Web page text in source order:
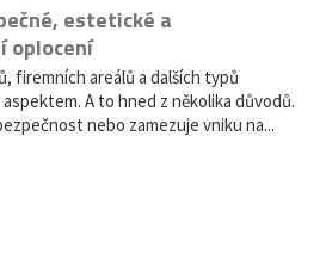
estetické a
oplocení
firemních areálů a dalších typů
A to hned z několika důvodů.
nebo zamezuje vniku na...